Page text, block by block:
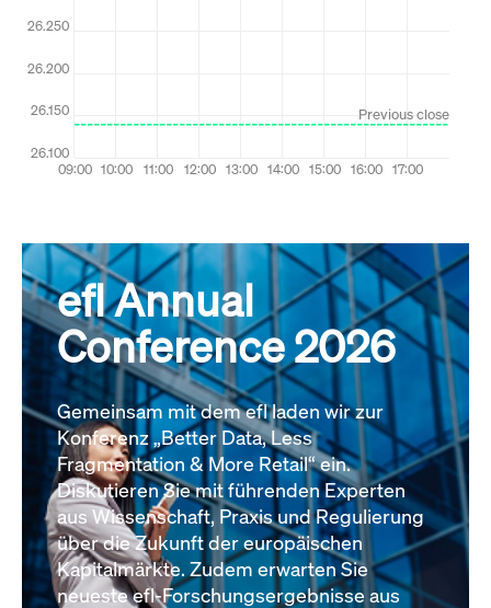
efl Annual
Conference 2026
Gemeinsam mit dem efl laden wir zur
Konferenz „Better Data, Less
Fragmentation & More Retail“ ein.
Diskutieren Sie mit führenden Experten
aus Wissenschaft, Praxis und Regulierung
über die Zukunft der europäischen
Kapitalmärkte. Zudem erwarten Sie
neueste efl-Forschungsergebnisse aus